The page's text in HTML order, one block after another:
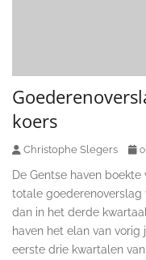
koers
Christophe Slegers
De Gentse haven
totale goederenoverslag
dan in het derde
haven het elan van
eerste drie kwartalen